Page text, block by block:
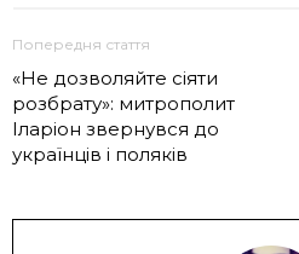
Попередня стаття
«Не дозволяйте сіяти
розбрату»: митрополит
Іларіон звернувся до
українців і поляків